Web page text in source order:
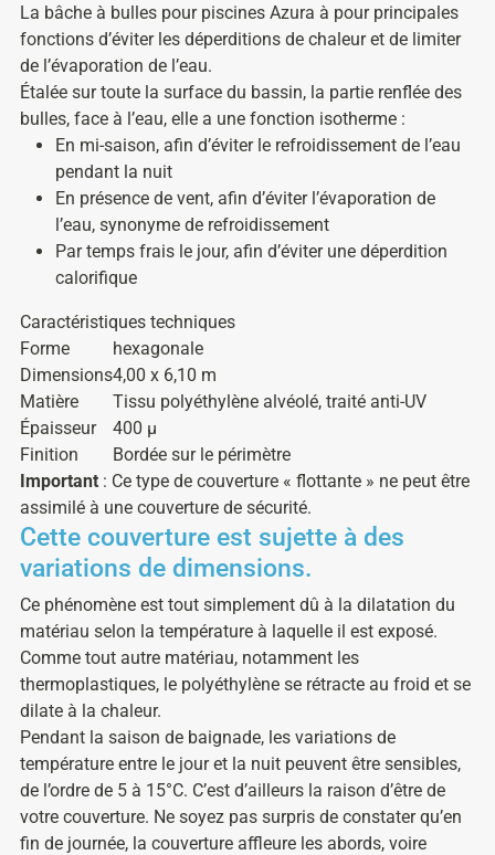
La bâche à bulles pour piscines Azura à pour principales
fonctions d’éviter les déperditions de chaleur et de limiter
de l’évaporation de l’eau.
Étalée sur toute la surface du bassin, la partie renflée des
bulles, face à l’eau, elle a une fonction isotherme :
En mi-saison, afin d’éviter le refroidissement de l’eau
pendant la nuit
En présence de vent, afin d’éviter l’évaporation de
l’eau, synonyme de refroidissement
Par temps frais le jour, afin d’éviter une déperdition
calorifique
Caractéristiques techniques
Forme
hexagonale
Dimensions4,00 x 6,10 m
Matière
Tissu polyéthylène alvéolé, traité anti-UV
Épaisseur
400 µ
Finition
Bordée sur le périmètre
Important : Ce type de couverture « flottante » ne peut être
assimilé à une couverture de sécurité.
Cette couverture est sujette à des
variations de dimensions.
Ce phénomène est tout simplement dû à la dilatation du
matériau selon la température à laquelle il est exposé.
Comme tout autre matériau, notamment les
thermoplastiques, le polyéthylène se rétracte au froid et se
dilate à la chaleur.
Pendant la saison de baignade, les variations de
température entre le jour et la nuit peuvent être sensibles,
de l’ordre de 5 à 15°C. C’est d’ailleurs la raison d’être de
votre couverture. Ne soyez pas surpris de constater qu’en
fin de journée, la couverture affleure les abords, voire